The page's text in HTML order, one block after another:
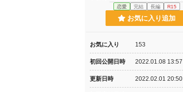
恋愛 完結 長編 R15
お気に入り追加
お気に入り 153
初回公開日時 2022.01.08 13:57
更新日時 2022.02.01 20:50